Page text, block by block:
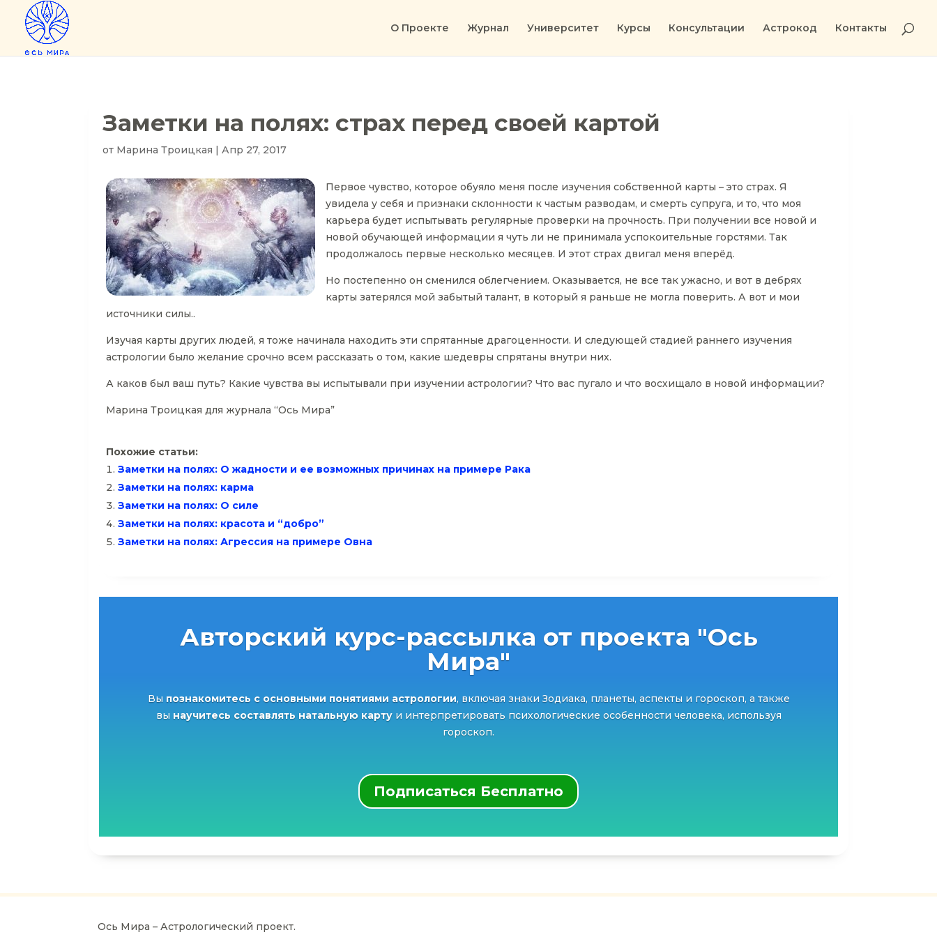
О Проекте Журнал Университет Курсы Консультации Астрокод Контакты
Заметки на полях: страх перед своей картой
от Марина Троицкая | Апр 27, 2017
Первое чувство, которое обуяло меня после изучения собственной карты – это страх. Я
увидела у себя и признаки склонности к частым разводам, и смерть супруга, и то, что моя
карьера будет испытывать регулярные проверки на прочность. При получении все новой и
новой обучающей информации я чуть ли не принимала успокоительные горстями. Так
продолжалось первые несколько месяцев. И этот страх двигал меня вперёд.
Но постепенно он сменился облегчением. Оказывается, не все так ужасно, и вот в дебрях
карты затерялся мой забытый талант, в который я раньше не могла поверить. А вот и мои
источники силы..
Изучая карты других людей, я тоже начинала находить эти спрятанные драгоценности. И следующей стадией раннего изучения
астрологии было желание срочно всем рассказать о том, какие шедевры спрятаны внутри них.
А каков был ваш путь? Какие чувства вы испытывали при изучении астрологии? Что вас пугало и что восхищало в новой информации?
Марина Троицкая для журнала “Ось Мира”
Похожие статьи:
Заметки на полях: О жадности и ее возможных причинах на примере Рака
Заметки на полях: карма
Заметки на полях: О силе
Заметки на полях: красота и “добро”
Заметки на полях: Агрессия на примере Овна
Авторский курс-рассылка от проекта "Ось
Мира"
Вы познакомитесь с основными понятиями астрологии, включая знаки Зодиака, планеты, аспекты и гороскоп, а также
вы научитесь составлять натальную картуи интерпретировать психологические особенности человека, используя
гороскоп.
Подписаться Бесплатно
Ось Мира – Астрологический проект.